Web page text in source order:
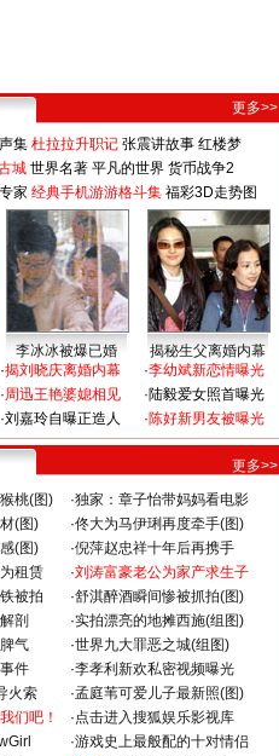
更多>>
集 杜拉拉升职记 张震讲故事 红楼梦
城 世界名著 平凡的世界 货币战争2
家 经典手机游游格斗集 福彩3D走势图
李冰冰被爆已婚
揭秘生父离婚内幕
·揭刘晓庆离婚内幕
·周迅王艳婆媳相见
·刘嘉玲自曝正造人
·李幼斌新恋情曝光
·陆毅爱女照首曝光
·陈好新男友被曝光
更多>>
桃(图) ·独家：章子怡带妈妈看电影
(图) ·佟大为马伊琍再度牵手(图)
(图) ·倪萍赵忠祥十年后再携手
租赁 ·刘涛富豪老公为家产求生子
被拍 ·舒淇醉酒瞬间惨被抓拍(图)
剖 ·实拍漂亮的地摊西施(组图)
气 ·世界九大罪恶之城(组图)
件 ·李孝利新欢私密视频曝光
火索 ·孟庭苇可爱儿子最新照(图)
们吧！ ·点击进入搜狐娱乐影视库
·游戏史上最般配的十对情侣